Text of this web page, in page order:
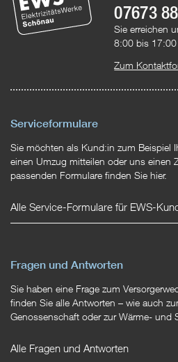
07673
Sie erreichen
8:00 bis 17:00
Zum
Serviceformulare
Sie möchten als Kund:in zum Beispiel
einen Umzug mitteilen oder uns einen
passenden Formulare finden Sie hier.
Alle Service-Formulare für EWS-
Fragen und Antworten
Sie haben eine Frage zum
finden Sie alle Antworten – wie auch
Genossenschaft oder zur Wärme- und
Alle Fragen und Antworten